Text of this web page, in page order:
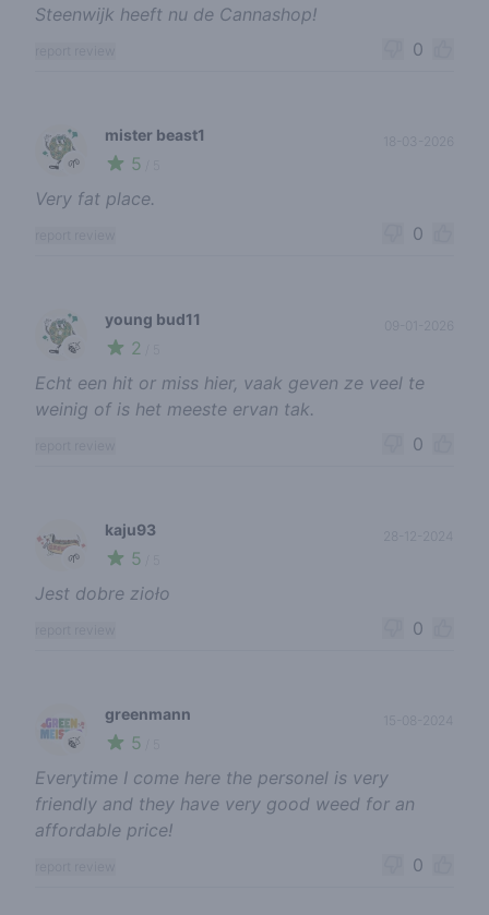
Steenwijk heeft nu de Cannashop!
0
🌱
mister beast1
5
18-03-2026
Very fat place.
0
🍃
young bud11
2
Echt een hit or miss hier, vaak geven ze veel te
weinig of is het meeste ervan tak.
0
🌱
kaju93
5
Jest dobre zioło
0
🍃
greenmann
5
Everytime I come here the personel is very
friendly and they have very good weed for an
affordable price!
0